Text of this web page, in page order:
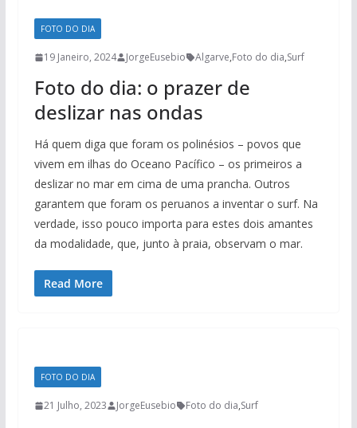
FOTO DO DIA
19 Janeiro, 2024 JorgeEusebio Algarve,Foto do dia,Surf
Foto do dia: o prazer de
deslizar nas ondas
Há quem diga que foram os polinésios – povos que
vivem em ilhas do Oceano Pacífico – os primeiros a
deslizar no mar em cima de uma prancha. Outros
garantem que foram os peruanos a inventar o surf. Na
verdade, isso pouco importa para estes dois amantes
da modalidade, que, junto à praia, observam o mar.
Read More
FOTO DO DIA
21 Julho, 2023 JorgeEusebio Foto do dia,Surf